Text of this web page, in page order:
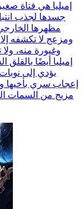
إميليا هي فتاة
جسدها لجذب
مظهرها الخارجي
ومزعج لا تكشفه
وغيورة منه،
إميليا أيضًا
يؤدي إلى
إعجاب سري بأخيها
مزيج من السمات